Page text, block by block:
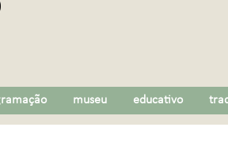
museu educativo